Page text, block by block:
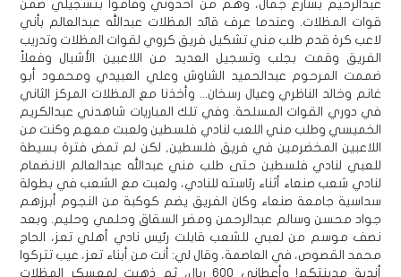
عبدالرحيم بشارع جمال، وهم من أخذوني وقاموا بتسجيلي ضمن
قوات المظلات. وعندما عرف قائد المظلات عبدالله عبدالعالم بأني
لاعب كرة قدم طلب مني تشكيل فريق كروي لقوات المظلات وتدريب
الفريق وقمت بجلب وتسجيل العديد من اللاعبين الأشبال وفعلاً
ضممت المرحوم عبدالحميد الشاوش وعلي العبيدي ومحمود أبو
غانم وخالد الناظري وعيال رسخان... وأخذنا مع المظلات المركز الثاني
في دوري القوات المسلحة. وفي تلك المباريات شاهدني عبدالكريم
الخميسي وطلب مني اللعب لنادي فلسطين ولعبت معهم وكنت من
اللاعبين المخضرمين في فريق فلسطين, لكن لم تمض فترة بسيطة
للعبي لنادي فلسطين حتى طلب مني عبدالله عبدالعالم الانضمام
لنادي شعب صنعاء أثناء رئاسته للنادي، ولعبت مع الشعب في بطولة
سداسية جامعة صنعاء وكان الفريق يضم كوكبة من النجوم أبرزهم
جواد محسن وسالم عبدالرحمن ومضر السقاق وحلمي وحليم. وبعد
نصف موسم من لعبي للشعب قابلت رئيس نادي أهلي تعز، الحاج
محمد القصوص، في العاصمة، وقال لي: أنت من أبناء تعز، عيب تتركوا
أندية مدينتكم! وأعطاني 600 ريال، ثم ذهبت لمعسكر المظلات